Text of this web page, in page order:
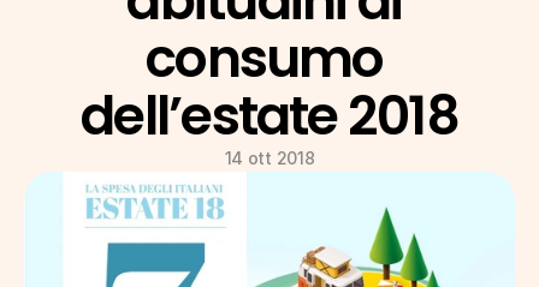
consumo
dell’estate 2018
14 ott 2018